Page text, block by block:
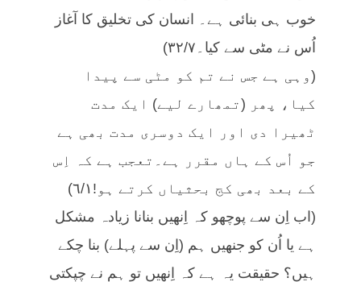
خوب ہی بنائی ہے۔ انسان کی تخلیق کا آغاز
اُس نے مٹی سے کیا۔٣٢/٧)
(وہی ہے جس نے تم کو مٹی سے پیدا
کیا، پھر (تمھارے لیے) ایک مدت
ٹھیرا دی اور ایک دوسری مدت بھی ہے
جو اُس کے ہاں مقرر ہے۔تعجب ہے کہ اِس
کے بعد بھی کج بحثیاں کرتے ہو!٦/١)
(اب اِن سے پوچھو کہ اِنھیں بنانا زیادہ مشکل
ہے یا اُن کو جنھیں ہم (اِن سے پہلے) بنا چکے
ہیں؟ حقیقت یہ ہے کہ اِنھیں تو ہم نے چپکتی